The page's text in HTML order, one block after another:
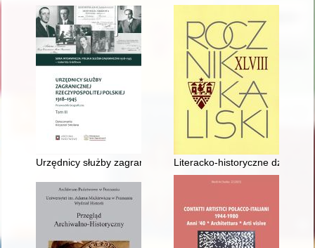
Urzędnicy służby zagranicznej Rzeczypospolitej Polskiej
Literacko-historyczne